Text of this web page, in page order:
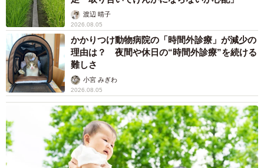
渡辺 晴子
2026.08.05
かかりつけ動物病院の「時間外診療」が減少の
理由は？ 夜間や休日の“時間外診療”を続ける
難しさ
小宮 みぎわ
2026.08.05